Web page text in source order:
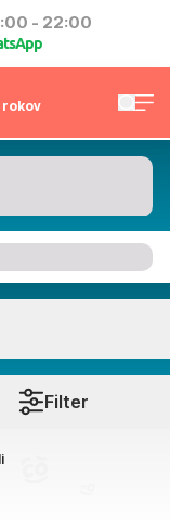
- 22:00
rokov
Filter